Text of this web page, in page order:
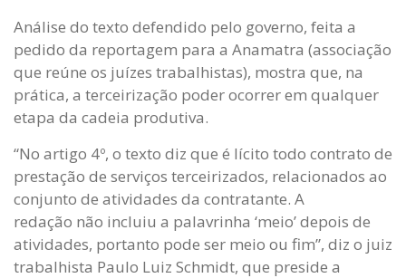
Análise do texto defendido pelo governo, feita a
pedido da reportagem para a Anamatra (associação
que reúne os juízes trabalhistas), mostra que, na
prática, a terceirização poder ocorrer em qualquer
etapa da cadeia produtiva.
“No artigo 4º, o texto diz que é lícito todo contrato de
prestação de serviços terceirizados, relacionados ao
conjunto de atividades da contratante. A
redação não incluiu a palavrinha ‘meio’ depois de
atividades, portanto pode ser meio ou fim”, diz o juiz
trabalhista Paulo Luiz Schmidt, que preside a